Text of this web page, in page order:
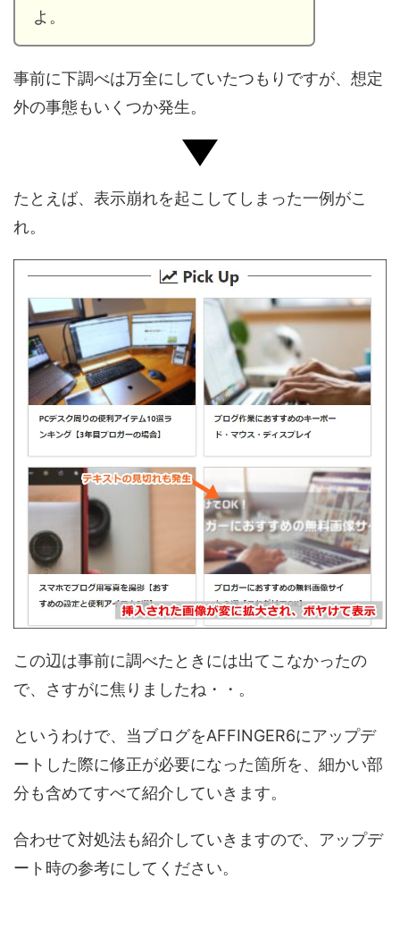
よ。
事前に下調べは万全にしていたつもりですが、想定
外の事態もいくつか発生。
たとえば、表示崩れを起こしてしまった一例がこ
れ。
この辺は事前に調べたときには出てこなかったの
で、さすがに焦りましたね・・。
というわけで、当ブログをAFFINGER6にアップデ
ートした際に修正が必要になった箇所を、細かい部
分も含めてすべて紹介していきます。
合わせて対処法も紹介していきますので、アップデ
ート時の参考にしてください。